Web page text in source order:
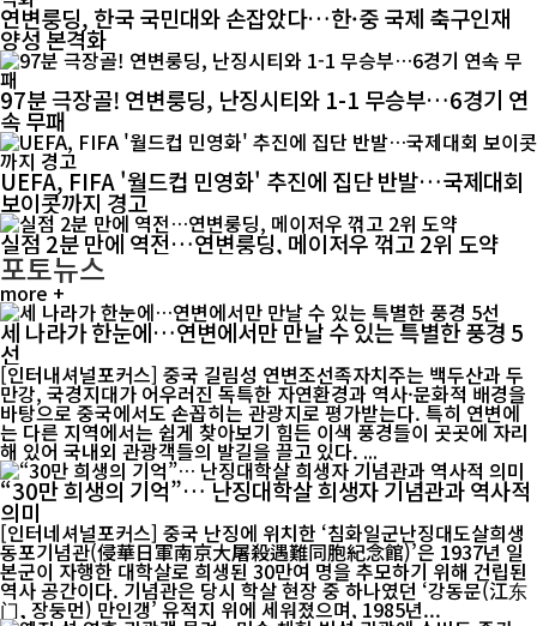
연변룽딩, 한국 국민대와 손잡았다…한·중 국제 축구인재
양성 본격화
97분 극장골! 연변룽딩, 난징시티와 1-1 무승부…6경기 연
속 무패
UEFA, FIFA '월드컵 민영화' 추진에 집단 반발…국제대회
보이콧까지 경고
실점 2분 만에 역전…연변룽딩, 메이저우 꺾고 2위 도약
포토뉴스
more +
세 나라가 한눈에…연변에서만 만날 수 있는 특별한 풍경 5
선
[인터내셔널포커스] 중국 길림성 연변조선족자치주는 백두산과 두
만강, 국경지대가 어우러진 독특한 자연환경과 역사·문화적 배경을
바탕으로 중국에서도 손꼽히는 관광지로 평가받는다. 특히 연변에
는 다른 지역에서는 쉽게 찾아보기 힘든 이색 풍경들이 곳곳에 자리
해 있어 국내외 관광객들의 발길을 끌고 있다. ...
“30만 희생의 기억”… 난징대학살 희생자 기념관과 역사적
의미
[인터네셔널포커스] 중국 난징에 위치한 ‘침화일군난징대도살희생
동포기념관(侵華日軍南京大屠殺遇難同胞紀念館)’은 1937년 일
본군이 자행한 대학살로 희생된 30만여 명을 추모하기 위해 건립된
역사 공간이다. 기념관은 당시 학살 현장 중 하나였던 ‘강동문(江东
门, 장둥먼) 만인갱’ 유적지 위에 세워졌으며, 1985년...